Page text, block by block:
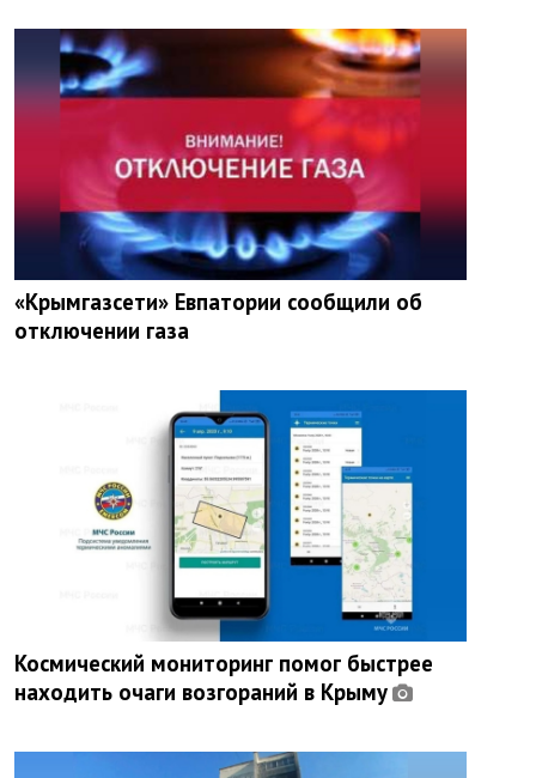
«Крымгазсети» Евпатории сообщили об
отключении газа
Космический мониторинг помог быстрее
находить очаги возгораний в Крыму